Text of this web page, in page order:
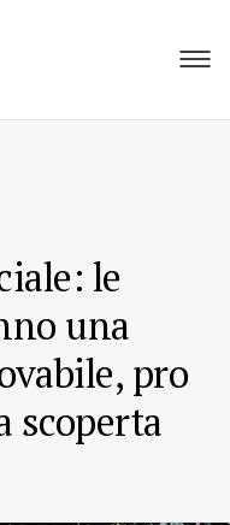
le
una
pro
scoperta